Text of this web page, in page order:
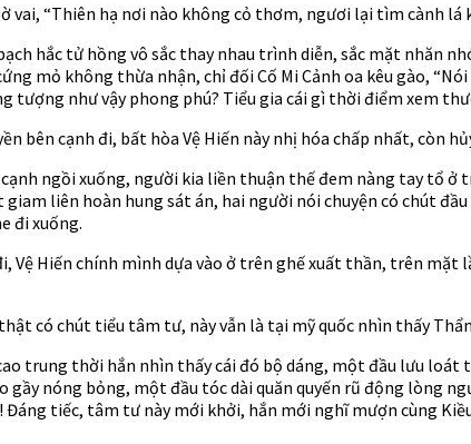
vai, “Thiên hạ nơi nào không cỏ thơm, ngươi lại tìm cành
hắc tử hồng vô sắc thay nhau trình diễn, sắc mặt nhăn
mỏ không thừa nhận, chỉ đối Cố Mi Cảnh oa kêu gào,
tượng như vậy phong phú? Tiểu gia cái gì thời điểm xem
bên cạnh đi, bất hòa Vệ Hiến này nhị hóa chấp nhất, còn
cạnh ngồi xuống, người kia liền thuận thế đem nàng tay tổ
liên hoàn hung sát án, hai người nói chuyện có chút
đi xuống.
Vệ Hiến chính mình dựa vào ở trên ghế xuất thần, trên
có chút tiểu tâm tư, này vẫn là tại mỹ quốc nhìn thấy
trung thời hắn nhìn thấy cái đó bộ dáng, một đầu lưu
gầy nóng bỏng, một đầu tóc dài quăn quyến rũ động
tiếc, tâm tư này mới khởi, hắn mới nghĩ mượn cùng